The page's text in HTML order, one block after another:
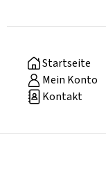
Startseite
Mein Konto
Kontakt